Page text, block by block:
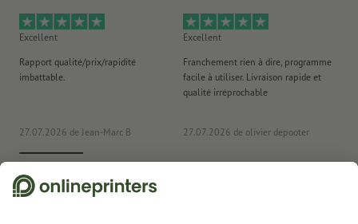
Excellent
Rapport qualité/prix/rapidité
imbattable.
27.07.2026 de Jean-Marc B
Excellent
Franchement rien à dire, programme
facile à utiliser. Livraison rapide et
qualité irréprochable
27.07.2026 de olivier depooter
Nous utilisons Trustpilot comme prestataire indépendant pour collecter des
évaluations. Vous trouvereziciles mesures prises par Trustpilot pour garantir